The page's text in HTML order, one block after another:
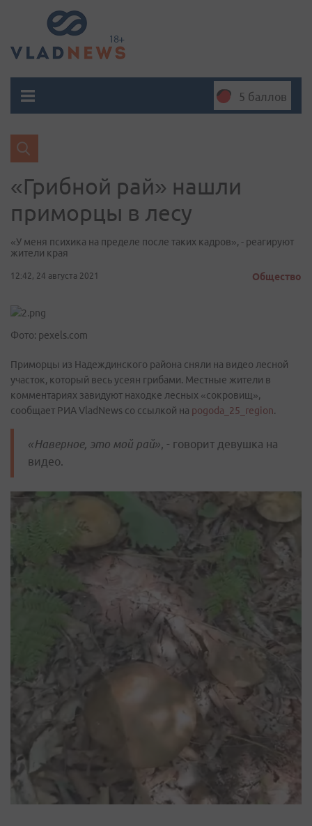
5 баллов
«Грибной рай» нашли
приморцы в лесу
«У меня психика на пределе после таких кадров», - реагируют
жители края
12:42, 24 августа 2021 Общество
Фото: pexels.com
Приморцы из Надеждинского района сняли на видео лесной
участок, который весь усеян грибами. Местные жители в
комментариях завидуют находке лесных «сокровищ»,
сообщает РИА VladNews со ссылкой на pogoda_25_region.
«Наверное, это мой рай», - говорит девушка на
видео.